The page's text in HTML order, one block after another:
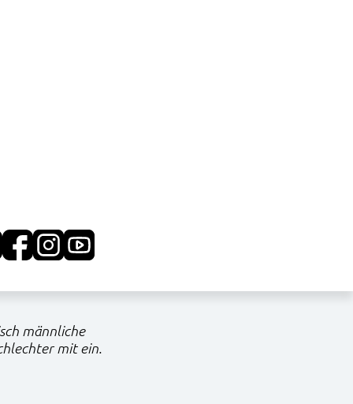
männliche
mit ein.